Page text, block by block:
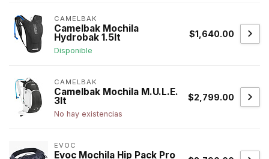
CAMELBAK
Camelbak Mochila
Hydrobak 1.5lt
Disponible
$1,640.00
CAMELBAK
Camelbak Mochila M.U.L.E.
3lt
No hay existencias
$2,799.00
EVOC
Evoc Mochila Hip Pack Pro